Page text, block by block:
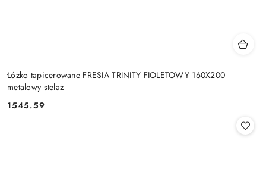
Łóżko tapicerowane FRESIA TRINITY FIOLETOWY 160X200
metalowy stelaż
Cena:
1545.59